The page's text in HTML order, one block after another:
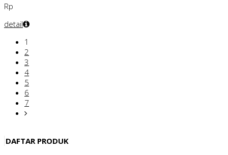
Rp
detail
1
2
3
4
5
6
7
DAFTAR PRODUK